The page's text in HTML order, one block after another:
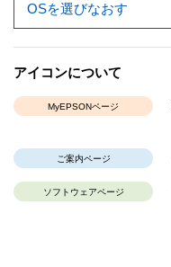
OSを選びなおす
アイコンについて
MyEPSONページ
ご案内ページ
ソフトウェアページ